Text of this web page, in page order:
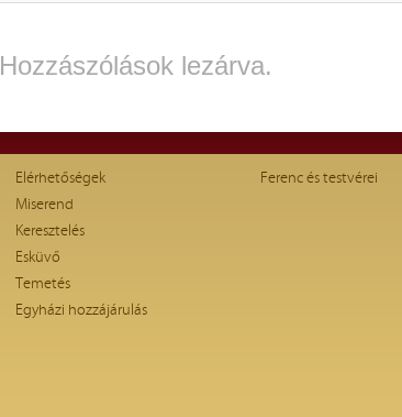
Hozzászólások lezárva.
Elérhetőségek
Miserend
Keresztelés
Esküvő
Temetés
Egyházi hozzájárulás
Ferenc és testvérei